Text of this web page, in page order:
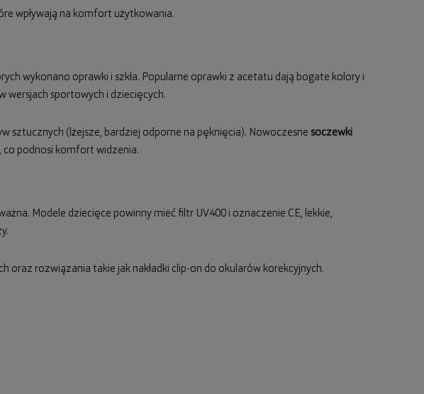
wpływają na komfort użytkowania.
wykonano oprawki i szkła. Popularne oprawki z acetatu dają bogate kolory i
wersjach sportowych i dziecięcych.
sztucznych (lżejsze, bardziej odporne na pęknięcia). Nowoczesne soczewki
co podnosi komfort widzenia.
Modele dziecięce powinny mieć filtr UV400 i oznaczenie CE, lekkie,
oraz rozwiązania takie jak nakładki clip-on do okularów korekcyjnych.